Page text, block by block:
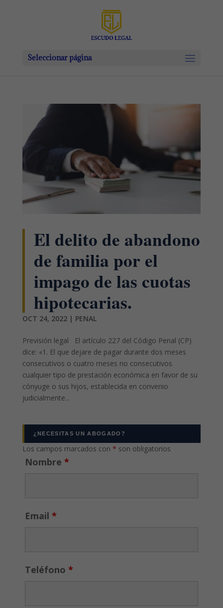
Seleccionar página
El delito de abandono
de familia por el
impago de las cuotas
hipotecarias.
OCT 24, 2022| PENAL
Previsión legal El artículo 227 del Código Penal (CP)
dice: «1. El que dejare de pagar durante dos meses
consecutivos o cuatro meses no consecutivos
cualquier tipo de prestación económica en favor de su
cónyuge o sus hijos, establecida en convenio
judicialmente...
¿NECESITAS UN ABOGADO?
Los campos marcados con * son obligatorios
Nombre *
Email *
Teléfono *